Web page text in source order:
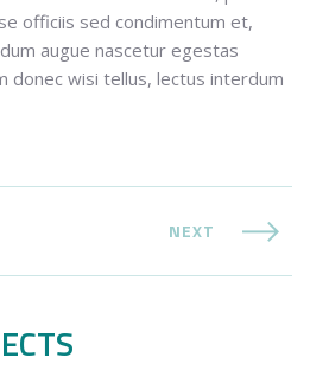
officiis sed condimentum et,
augue nascetur egestas
donec wisi tellus, lectus interdum
NEXT